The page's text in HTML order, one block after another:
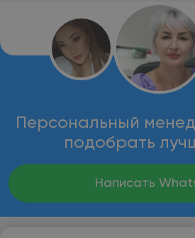
Персональный
подобрать
Написать